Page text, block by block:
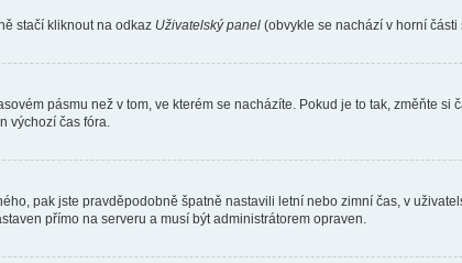
stačí kliknout na odkaz Uživatelský panel (obvykle se nachází v horní
pásmu než v tom, ve kterém se nacházíte. Pokud je to tak, změňte
výchozí čas fóra.
pak jste pravděpodobně špatně nastavili letní nebo zimní čas, v
přímo na serveru a musí být administrátorem opraven.